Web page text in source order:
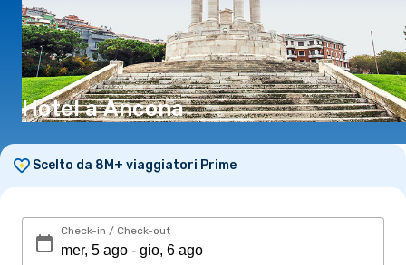
Hotel a Ancona
Scelto da 8M+ viaggiatori Prime
Check-in / Check-out